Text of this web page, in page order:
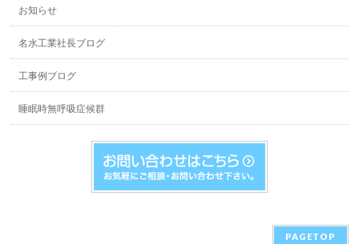
お知らせ
名水工業社長ブログ
工事例ブログ
睡眠時無呼吸症候群
PAGETOP